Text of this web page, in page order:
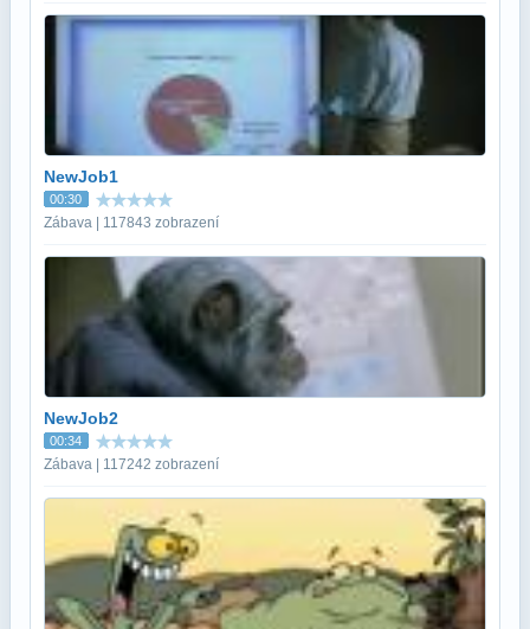
NewJob1
00:30
Zábava | 117843 zobrazení
NewJob2
00:34
Zábava | 117242 zobrazení